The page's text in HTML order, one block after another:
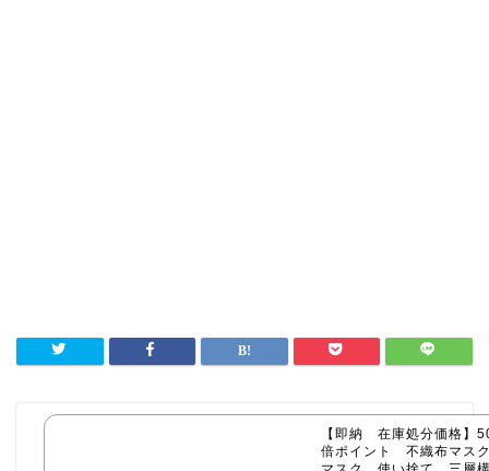
【即納 在庫処分価格
倍ポイント 不織布マ